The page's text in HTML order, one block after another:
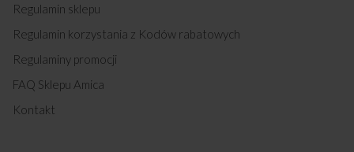
Regulamin sklepu
Regulamin korzystania z Kodów rabatowych
Regulaminy promocji
FAQ Sklepu Amica
Kontakt